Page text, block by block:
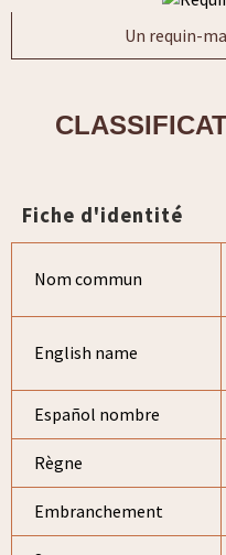
Un requin-
Fiche d'identité
Nom commun
English name
Español nombre
Règne
Embranchement